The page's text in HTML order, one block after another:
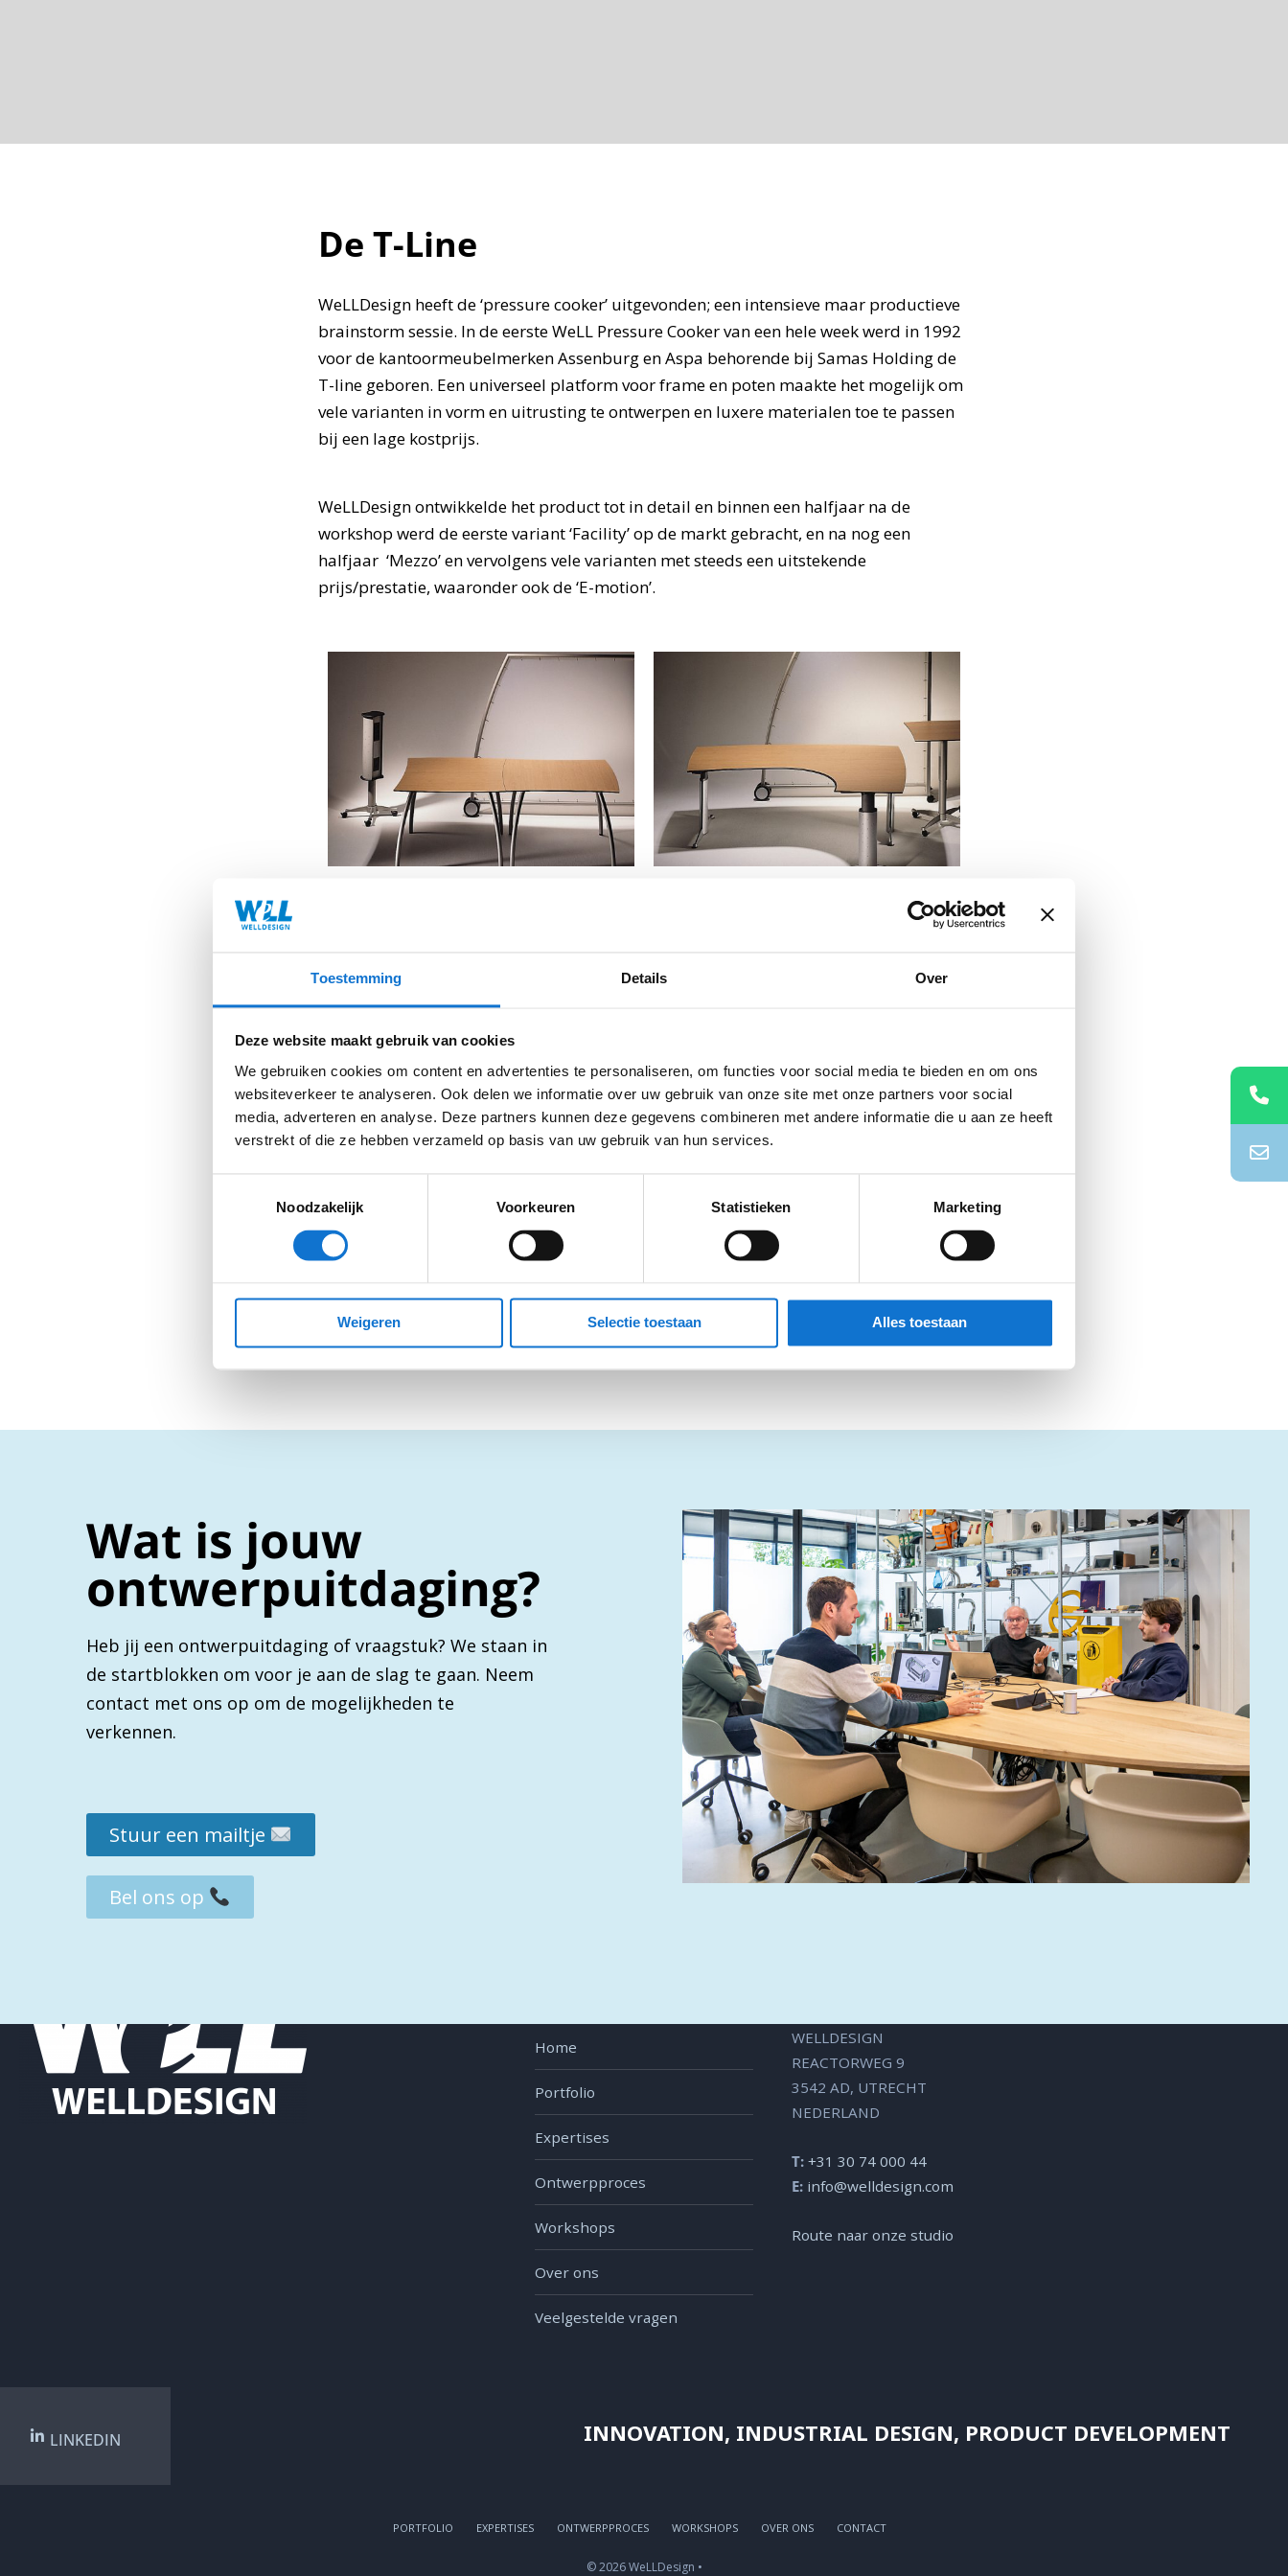
Toestemming Details Over
Deze website maakt gebruik van cookies
We gebruiken cookies om content en advertenties te personaliseren, om functies voor social media te bieden en om ons
websiteverkeer te analyseren. Ook delen we informatie over uw gebruik van onze site met onze partners voor social
media, adverteren en analyse. Deze partners kunnen deze gegevens combineren met andere informatie die u aan ze heeft
verstrekt of die ze hebben verzameld op basis van uw gebruik van hun services.
Noodzakelijk
Voorkeuren Statistieken Marketing
Weigeren Selectie toestaan Alles toestaan
De T-Line
WeLLDesign heeft de ‘pressure cooker’ uitgevonden; een intensieve maar productieve
brainstorm sessie. In de eerste WeLL Pressure Cooker van een hele week werd in 1992
voor de kantoormeubelmerken Assenburg en Aspa behorende bij Samas Holding de
T-line geboren. Een universeel platform voor frame en poten maakte het mogelijk om
vele varianten in vorm en uitrusting te ontwerpen en luxere materialen toe te passen
bij een lage kostprijs.
WeLLDesign ontwikkelde het product tot in detail en binnen een halfjaar na de
workshop werd de eerste variant ‘Facility’ op de markt gebracht, en na nog een
halfjaar ‘Mezzo’ en vervolgens vele varianten met steeds een uitstekende
prijs/prestatie, waaronder ook de ‘E-motion’.
Voortzetting
voortgezet, waardoor het systeem een economische levenscyclus van ruim 20 jaar
heeft bereikt.
T-line is een voorbeeld van hoe een innovatie gebaseerd op logistiek denken en
uitgaand van de eindgebruiker en een zeer geconcentreerde agile aanpak tot een zeer
succesvol concept leidt.
In 2003 ging verzekeraar Interpolis als eerst over op de ‘flexplek’. De T-line was de
basis en trolleykoffers werden ontwikkeld.
Wat is jouw
ontwerpuitdaging?
Heb jij een ontwerpuitdaging of vraagstuk? We staan in
de startblokken om voor je aan de slag te gaan. Neem
contact met ons op om de mogelijkheden te
verkennen.
Stuur een mailtje
Bel ons op
TERUG NAAR PROJECTEN VOLGENDE
Home
Portfolio
Expertises
Ontwerpproces
Workshops
Over ons
Veelgestelde vragen
WELLDESIGN
REACTORWEG 9
3542 AD, UTRECHT
NEDERLAND
T: +31 30 74 000 44
E: info@welldesign.com
Route naar onze studio
LINKEDIN INNOVATION, INDUSTRIAL DESIGN, PRODUCT DEVELOPMENT
PORTFOLIO EXPERTISES ONTWERPPROCES WORKSHOPS OVER ONS CONTACT
© 2026 WeLLDesign •